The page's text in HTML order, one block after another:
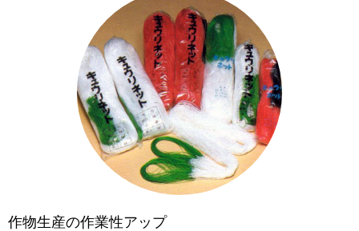
作物生産の作業性アップ